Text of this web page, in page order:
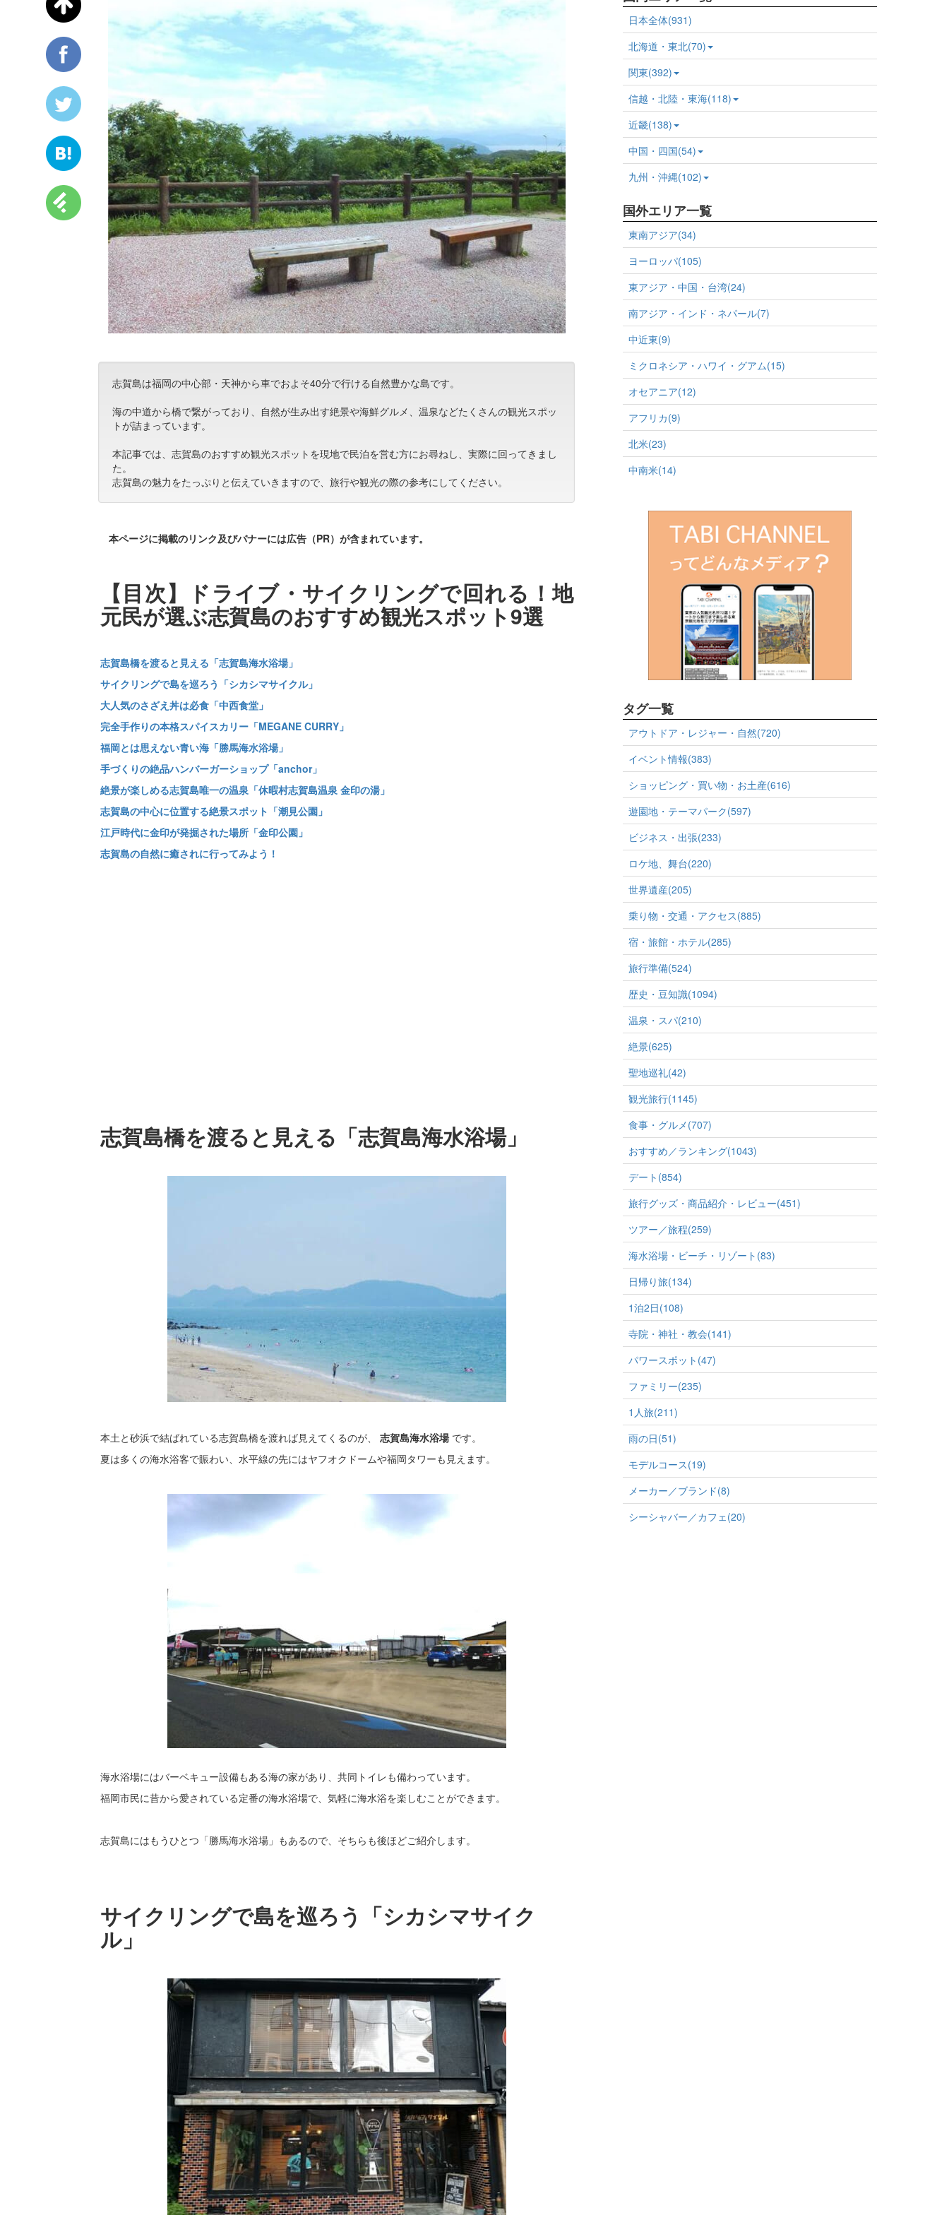
志賀島は福岡の中心部・天神から車でおよそ40分で行ける自然豊かな島です。
海の中道から橋で繋がっており、自然が生み出す絶景や海鮮グルメ、温泉などたくさんの観光スポッ
トが詰まっています。
本記事では、志賀島のおすすめ観光スポットを現地で民泊を営む方にお尋ねし、実際に回ってきまし
た。
志賀島の魅力をたっぷりと伝えていきますので、旅行や観光の際の参考にしてください。
本ページに掲載のリンク及びバナーには広告（PR）が含まれています。
【目次】ドライブ・サイクリングで回れる！地
元民が選ぶ志賀島のおすすめ観光スポット9選
志賀島橋を渡ると見える「志賀島海水浴場」
サイクリングで島を巡ろう「シカシマサイクル」
大人気のさざえ丼は必食「中西食堂」
完全手作りの本格スパイスカリー「MEGANE CURRY」
福岡とは思えない青い海「勝馬海水浴場」
手づくりの絶品ハンバーガーショップ「anchor」
絶景が楽しめる志賀島唯一の温泉「休暇村志賀島温泉 金印の湯」
志賀島の中心に位置する絶景スポット「潮見公園」
江戸時代に金印が発掘された場所「金印公園」
志賀島の自然に癒されに行ってみよう！
志賀島橋を渡ると見える「志賀島海水浴場」
本土と砂浜で結ばれている志賀島橋を渡れば見えてくるのが、 志賀島海水浴場 です。
夏は多くの海水浴客で賑わい、水平線の先にはヤフオクドームや福岡タワーも見えます。
海水浴場にはバーベキュー設備もある海の家があり、共同トイレも備わっています。
福岡市民に昔から愛されている定番の海水浴場で、気軽に海水浴を楽しむことができます。
志賀島にはもうひとつ「勝馬海水浴場」もあるので、そちらも後ほどご紹介します。
サイクリングで島を巡ろう「シカシマサイク
ル」
日本全体(931)
北海道・東北(70)
関東(392)
信越・北陸・東海(118)
近畿(138)
中国・四国(54)
九州・沖縄(102)
国外エリア一覧
東南アジア(34)
ヨーロッパ(105)
東アジア・中国・台湾(24)
南アジア・インド・ネパール(7)
中近東(9)
ミクロネシア・ハワイ・グアム(15)
オセアニア(12)
アフリカ(9)
北米(23)
中南米(14)
タグ一覧
アウトドア・レジャー・自然(720)
イベント情報(383)
ショッピング・買い物・お土産(616)
遊園地・テーマパーク(597)
ビジネス・出張(233)
ロケ地、舞台(220)
世界遺産(205)
乗り物・交通・アクセス(885)
宿・旅館・ホテル(285)
旅行準備(524)
歴史・豆知識(1094)
温泉・スパ(210)
絶景(625)
聖地巡礼(42)
観光旅行(1145)
食事・グルメ(707)
おすすめ／ランキング(1043)
デート(854)
旅行グッズ・商品紹介・レビュー(451)
ツアー／旅程(259)
海水浴場・ビーチ・リゾート(83)
日帰り旅(134)
1泊2日(108)
寺院・神社・教会(141)
パワースポット(47)
ファミリー(235)
1人旅(211)
雨の日(51)
モデルコース(19)
メーカー／ブランド(8)
シーシャバー／カフェ(20)